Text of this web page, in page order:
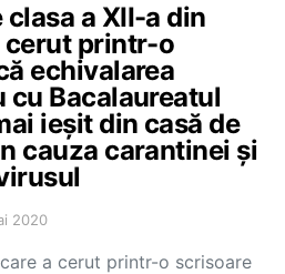
clasa a XII-a din
cerut printr-o
echivalarea
cu Bacalaureatul
ieșit din casă de
cauza carantinei și
2020
a cerut printr-o scrisoare